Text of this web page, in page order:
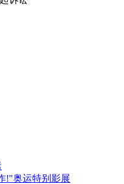
的尴尬瞬间
局长跑龙套
!"奥运特别影展